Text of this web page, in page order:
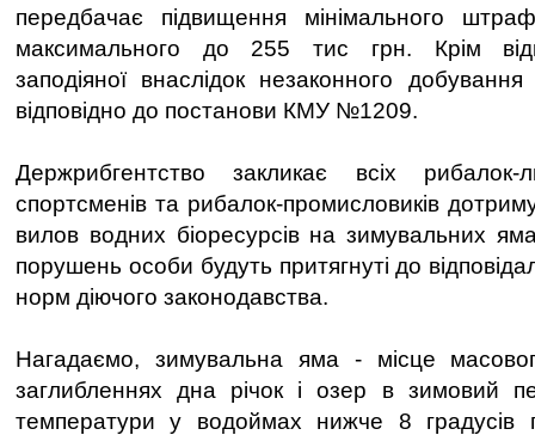
передбачає підвищення мінімального
максимального до 255 тис грн. Крім
заподіяної внаслідок незаконного добування
відповідно до постанови КМУ №1209.
Держрибгентство закликає всіх рибалок-
спортсменів та рибалок-промисловиків
вилов водних біоресурсів на зимувальних
порушень особи будуть притягнуті до
норм діючого законодавства.
Нагадаємо, зимувальна яма - місце
заглибленнях дна річок і озер в зимовий
температури у водоймах нижче 8 градусів